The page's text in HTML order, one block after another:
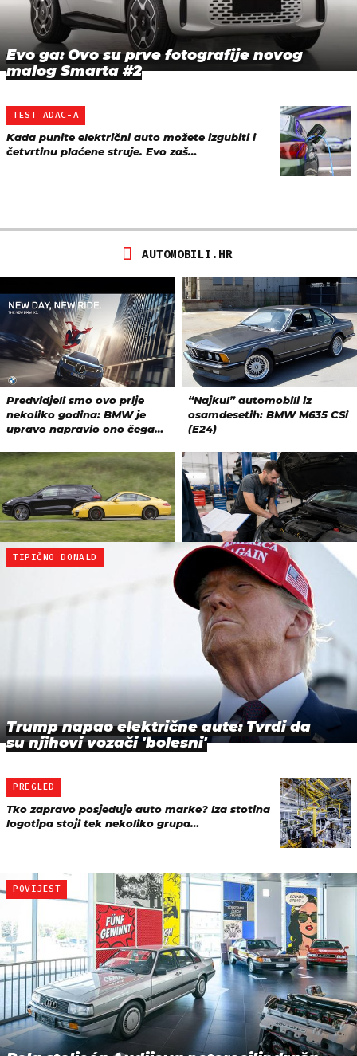
Evo ga: Ovo su prve fotografije novog
malog Smarta #2
TEST ADAC-A
Kada punite električni auto možete izgubiti i
četvrtinu plaćene struje. Evo zaš…
TIPIČNO DONALD
Trump napao električne aute: Tvrdi da
su njihovi vozači 'bolesni'
PREGLED
Tko zapravo posjeduje auto marke? Iza stotina
logotipa stoji tek nekoliko grupa…
POVIJEST